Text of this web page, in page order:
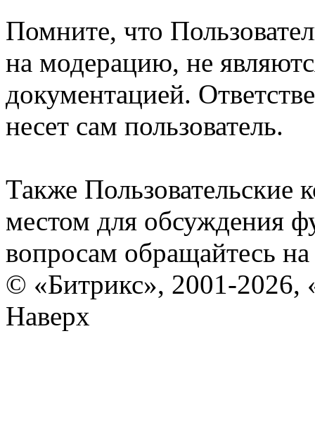
Помните, что
на модерацию, не
документацией.
несет сам пользователь.
Также Пользовательские
местом для обсуждения
вопросам обращайтесь
© «Битрикс», 2001-2026,
Наверх